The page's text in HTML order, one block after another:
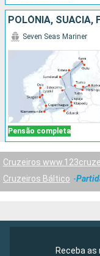
Pensão completa
Seven Seas Mariner
Cruzeiros
Cruzeiros Báltico
Receba